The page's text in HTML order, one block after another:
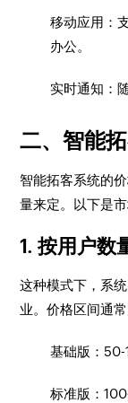
移动应用：
办公。
实时通知：
二、智能
智能拓客系统的
量来定。以下是
1. 按用户数
这种模式下，系
业。价格区间通常
基础版：
标准版：